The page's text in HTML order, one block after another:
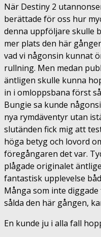
När Destiny 2
berättade för oss hur
denna uppföljare skulle
mer plats den här
vad vi någonsin kunnat
rullning. Men medan
äntligen skulle kunna
in i omloppsbana först
Bungie sa kunde
nya rymdäventyr utan
slutänden fick mig att
höga betyg och lovord
föregångaren det var.
plågade originalet
fantastisk upplevelse
Många som inte
sålda den här gången,
En kunde ju i alla fall